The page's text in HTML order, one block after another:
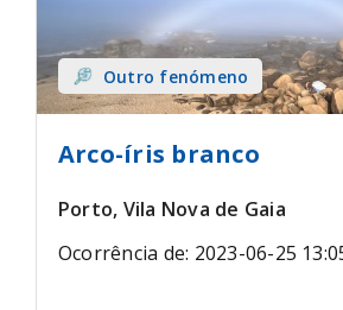
Outro fenómeno
Arco-íris branco
Porto, Vila Nova de Gaia
Ocorrência de: 2023-06-25